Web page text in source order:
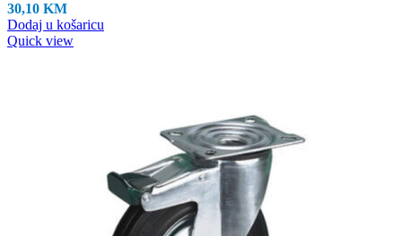
30,10 KM
Dodaj u košaricu
Quick view